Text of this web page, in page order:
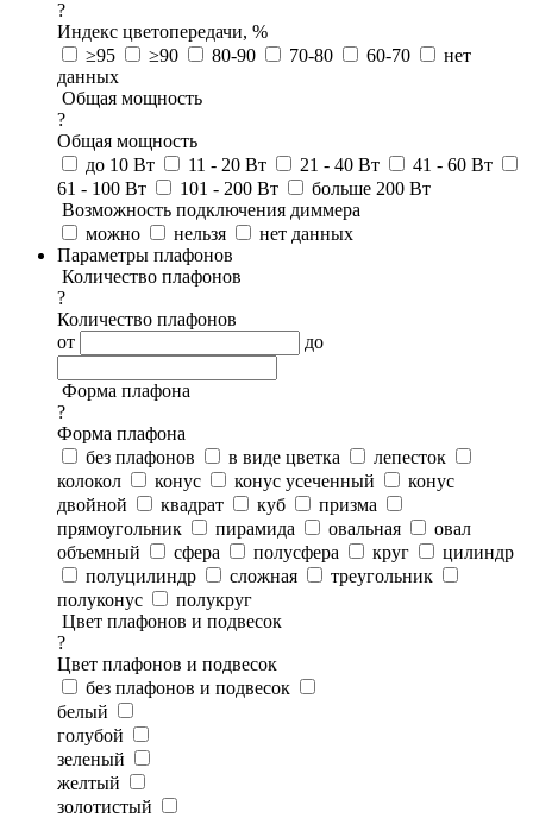
?
Индекс цветопередачи, %
≥95
≥90 80-90 70-80 60-70
нет
данных
Общая мощность
?
Общая мощность
до 10 Вт
11 - 20 Вт 21 - 40 Вт
41 - 60 Вт
61 - 100 Вт
101 - 200 Вт
больше 200 Вт
Возможность подключения диммера
можно
нельзя
нет данных
Параметры плафонов
Количество плафонов
?
Количество плафонов
от
до
Форма плафона
?
Форма плафона
без плафонов
в виде цветка
лепесток
колокол
конус конус усеченный
конус
двойной
квадрат куб
призма
прямоугольник
пирамида овальная
овал
объемный
сфера полусфера круг
цилиндр
полуцилиндр
сложная
треугольник
полуконус
полукруг
Цвет плафонов и подвесок
?
Цвет плафонов и подвесок
без плафонов и подвесок
белый
голубой
зеленый
желтый
золотистый